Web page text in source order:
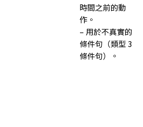
時間之前的動
作。
– 用於不真實的
條件句（類型 3
條件句）。